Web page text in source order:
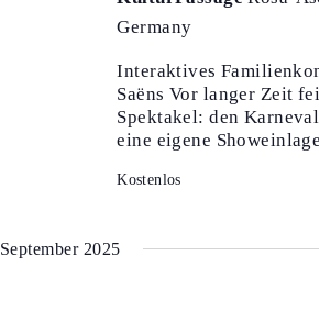
Germany
Interaktives
Saëns Vor langer Zeit
Spektakel: den
eine eigene
Kostenlos
September 2025